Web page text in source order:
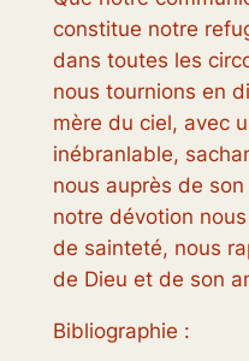
constitue notre
dans toutes les
nous tournions en
mère du ciel, avec
inébranlable,
nous auprès de
notre dévotion
de sainteté, nous
de Dieu et de son
Bibliographie :